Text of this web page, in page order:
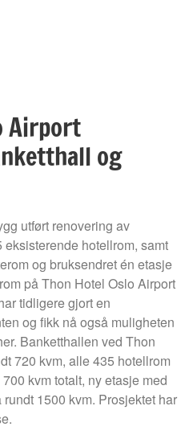
Airport
og
utført renovering av
hotellrom, samt
og bruksendret én etasje
på Thon Hotel Oslo Airport
tidligere gjort en
og fikk nå også muligheten
Banketthallen ved Thon
720 kvm, alle 435 hotellrom
kvm totalt, ny etasje med
1500 kvm. Prosjektet har